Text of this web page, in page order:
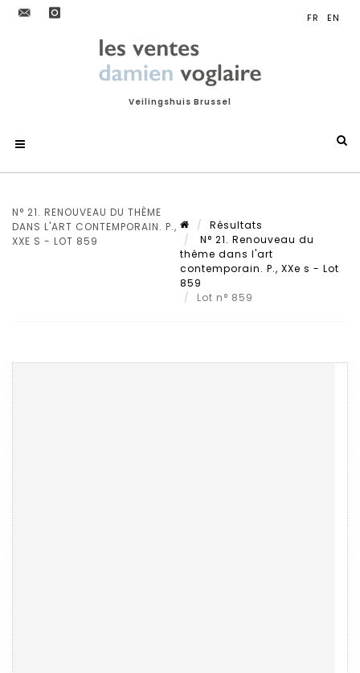
Veilingshuis Brussel
N° 21. RENOUVEAU DU THÈME
DANS L'ART CONTEMPORAIN. P.,
XXE S - LOT 859
Résultats
N° 21. Renouveau du
thème dans l'art
contemporain. P., XXe s - Lot
859
Lot n° 859